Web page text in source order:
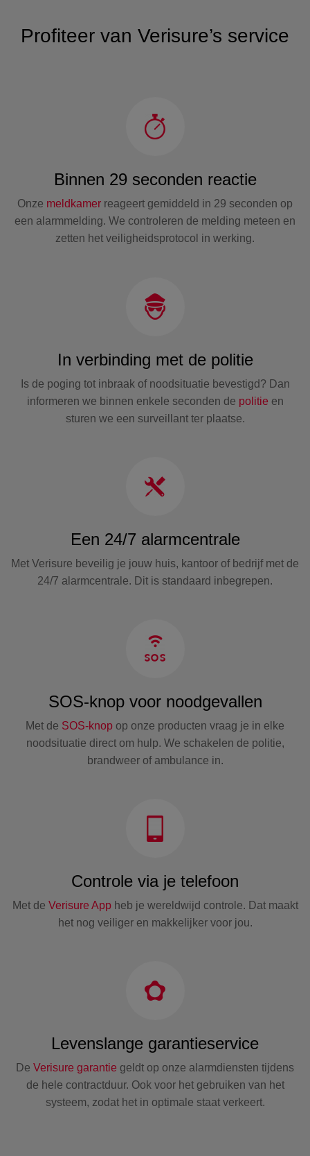
Profiteer van Verisure’s service
Binnen 29 seconden reactie
Onze meldkamer reageert gemiddeld in 29 seconden op
een alarmmelding. We controleren de melding meteen en
zetten het veiligheidsprotocol in werking.
In verbinding met de politie
Is de poging tot inbraak of noodsituatie bevestigd? Dan
informeren we binnen enkele seconden de politie en
sturen we een surveillant ter plaatse.
Een 24/7 alarmcentrale
Met Verisure beveilig je jouw huis, kantoor of bedrijf met de
24/7 alarmcentrale. Dit is standaard inbegrepen.
SOS-knop voor noodgevallen
Met de SOS-knop op onze producten vraag je in elke
noodsituatie direct om hulp. We schakelen de politie,
brandweer of ambulance in.
Controle via je telefoon
Met de Verisure Appheb je wereldwijd controle. Dat maakt
het nog veiliger en makkelijker voor jou.
Levenslange garantieservice
De Verisure garantie geldt op onze alarmdiensten tijdens
de hele contractduur. Ook voor het gebruiken van het
systeem, zodat het in optimale staat verkeert.